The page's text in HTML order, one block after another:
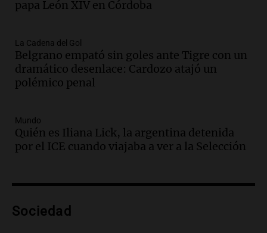
Viva la Radio Rosario
Audio. Juan Pedro Colombo, rematador
de hacienda: “Las tecnologías no
reemplazan el contacto con la gente”
La Argentina, hoy
Audio.
un pozo de 17 metros en Nueva Córdoba
Panorama Federal
Audio.Lanzamiento del Tigo 7 CSH: el
al mercado argentino
papa León XIV en Córdoba
La Cadena del Gol
Belgrano empató sin goles ante Tigre con un
dramático desenlace: Cardozo atajó un
polémico penal
Mundo
Quién es Iliana Lick, la argentina detenida
por el ICE cuando viajaba a ver a la Selección
Sociedad